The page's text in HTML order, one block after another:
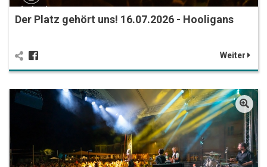
Der Platz gehört uns! 16.07.2026 - Hooligans
Weiter